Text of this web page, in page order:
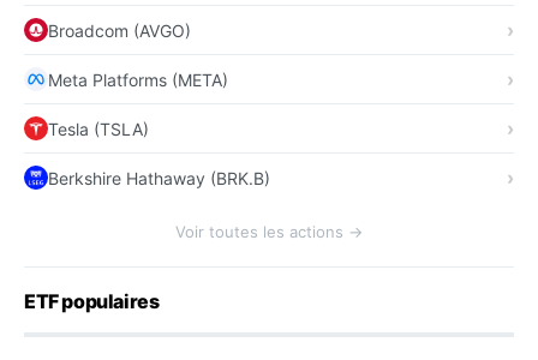
Broadcom (AVGO)
Meta Platforms (META)
Tesla (TSLA)
Berkshire Hathaway (BRK.B)
Voir toutes les actions →
ETF populaires